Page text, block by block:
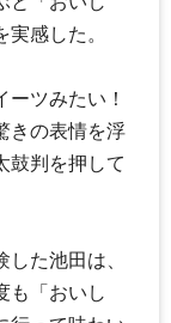
感した。
ツみたい！
きの表情を浮
鼓判を押して
た池田は、
も「おいし